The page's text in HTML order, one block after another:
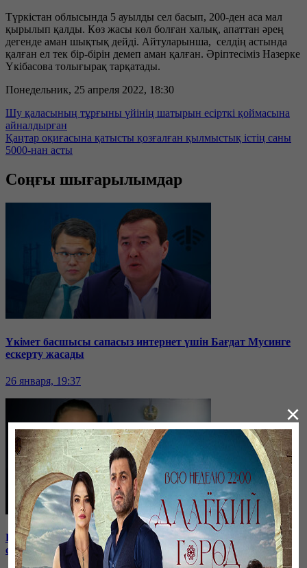
Түркістан облысында 5 ауылды сел басып, 200-ден аса мал
қырылып қалды. Көз жасы көл болған халық, апаттан әрең
дегенде аман шықтық дейді. Айтуларынша, селдің астында
қалған ел тек бір-бірін демеп аман қалған. Әріптесіміз Назерке
Үкібасова толығырақ тарқатады.
Понедельник, 25 апреля 2022, 18:30
Шу қаласының тұрғыны үйінің шатырын есірткі қоймасына
айналдырған
Қаңтар оқиғасына қатысты қозғалған қылмыстық істің саны
5000-нан асты
Соңғы шығарылымдар
Үкімет басшысы сапасыз интернет үшін Бағдат Мусинге
ескерту жасады
26 января, 19:37
Бірнеше отбасын алдаған туристік фирма директоры
сотталып жатыр
×